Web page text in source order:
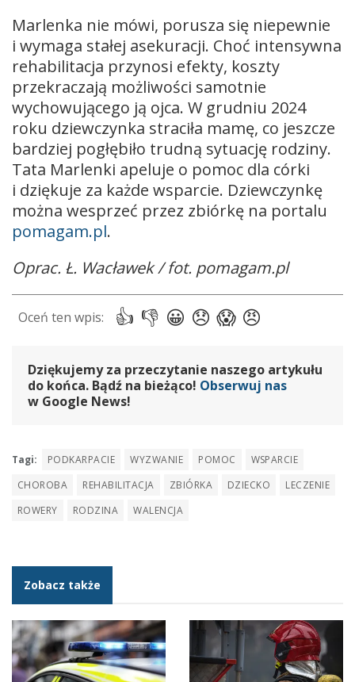
Marlenka nie mówi, porusza się niepewnie
i wymaga stałej asekuracji. Choć intensywna
rehabilitacja przynosi efekty, koszty
przekraczają możliwości samotnie
wychowującego ją ojca. W grudniu 2024
roku dziewczynka straciła mamę, co jeszcze
bardziej pogłębiło trudną sytuację rodziny.
Tata Marlenki apeluje o pomoc dla córki
i dziękuje za każde wsparcie. Dziewczynkę
można wesprzeć przez zbiórkę na portalu
pomagam.pl.
Oprac. Ł. Wacławek / fot. pomagam.pl
Dziękujemy za przeczytanie naszego artykułu
do końca. Bądź na bieżąco! Obserwuj nas
w Google News!
Tagi: PODKARPACIE WYZWANIE POMOC
WSPARCIE
CHOROBA
REHABILITACJA ZBIÓRKA DZIECKO
LECZENIE
ROWERY
RODZINA WALENCJA
Zobacz także